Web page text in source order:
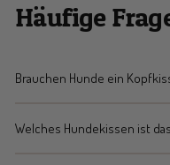
Häufige
Brauchen Hunde ein
Welches Hundekissen ist